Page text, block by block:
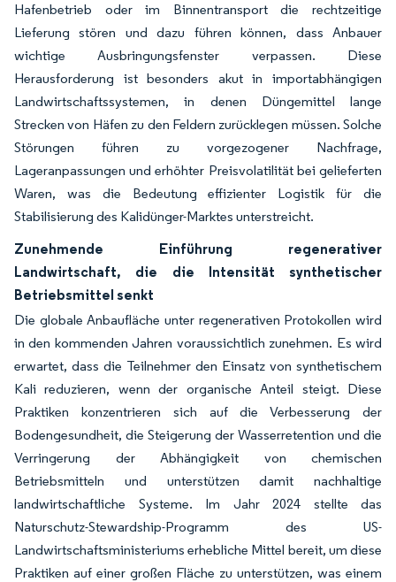
Hafenbetrieb oder im Binnentransport die rechtzeitige
Lieferung stören und dazu führen können, dass Anbauer
wichtige Ausbringungsfenster verpassen. Diese
Herausforderung ist besonders akut in importabhängigen
Landwirtschaftssystemen, in denen Düngemittel lange
Strecken von Häfen zu den Feldern zurücklegen müssen. Solche
Störungen führen zu vorgezogener Nachfrage,
Lageranpassungen und erhöhter Preisvolatilität bei gelieferten
Waren, was die Bedeutung effizienter Logistik für die
Stabilisierung des Kalidünger-Marktes unterstreicht.
Zunehmende Einführung regenerativer
Landwirtschaft, die die Intensität synthetischer
Betriebsmittel senkt
Die globale Anbaufläche unter regenerativen Protokollen wird
in den kommenden Jahren voraussichtlich zunehmen. Es wird
erwartet, dass die Teilnehmer den Einsatz von synthetischem
Kali reduzieren, wenn der organische Anteil steigt. Diese
Praktiken konzentrieren sich auf die Verbesserung der
Bodengesundheit, die Steigerung der Wasserretention und die
Verringerung der Abhängigkeit von chemischen
Betriebsmitteln und unterstützen damit nachhaltige
landwirtschaftliche Systeme. Im Jahr 2024 stellte das
Naturschutz-Stewardship-Programm des US-
Landwirtschaftsministeriums erhebliche Mittel bereit, um diese
Praktiken auf einer großen Fläche zu unterstützen, was einem